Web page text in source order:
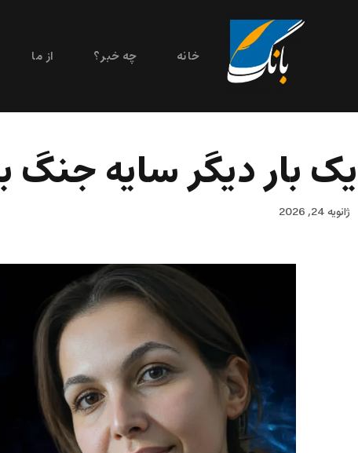
خانه چه خبر؟ از ما
یک بار دیگر سایه جنگ
ژانویه 24, 2026